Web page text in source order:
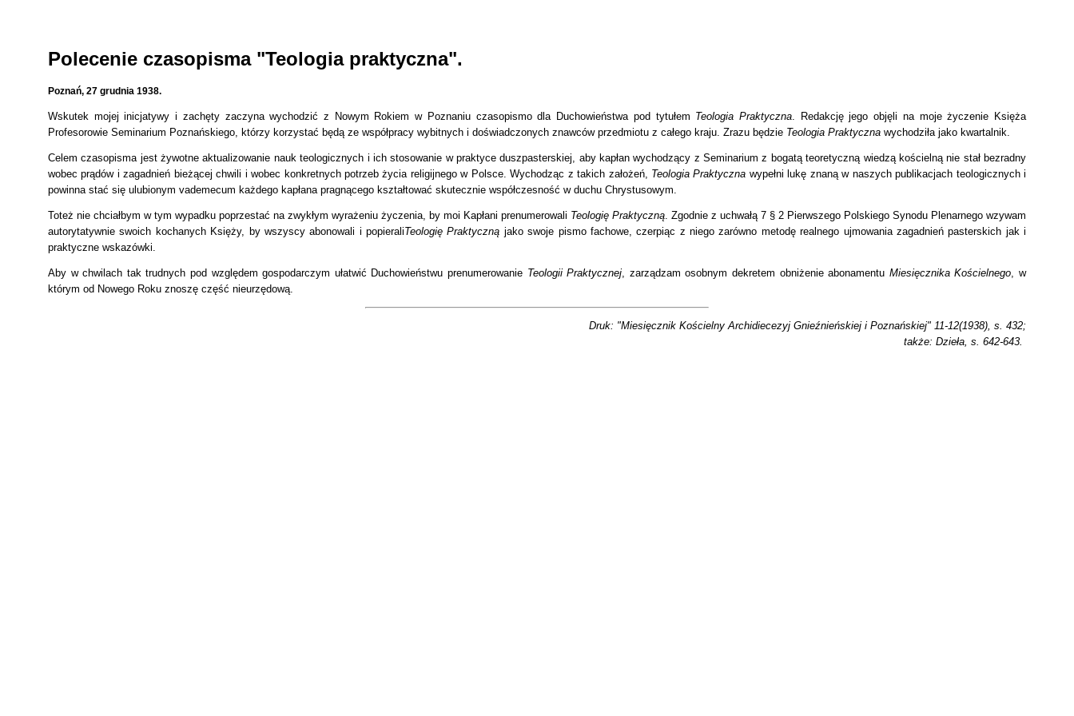
Polecenie czasopisma "Teologia praktyczna".
Poznań, 27 grudnia 1938.
Wskutek mojej inicjatywy i zachęty zaczyna wychodzić z Nowym Rokiem w Poznaniu czasopismo dla Duchowieństwa pod tytułem Teologia Praktyczna. Redakcję jego objęli na moje życzenie Księża
Profesorowie Seminarium Poznańskiego, którzy korzystać będą ze współpracy wybitnych i doświadczonych znawców przedmiotu z całego kraju. Zrazu będzie Teologia Praktyczna wychodziła jako kwartalnik.
Celem czasopisma jest żywotne aktualizowanie nauk teologicznych i ich stosowanie w praktyce duszpasterskiej, aby kapłan wychodzący z Seminarium z bogatą teoretyczną wiedzą kościelną nie stał bezradny
wobec prądów i zagadnień bieżącej chwili i wobec konkretnych potrzeb życia religijnego w Polsce. Wychodząc z takich założeń, Teologia Praktyczna wypełni lukę znaną w naszych publikacjach teologicznych i
powinna stać się ulubionym vademecum każdego kapłana pragnącego kształtować skutecznie współczesność w duchu Chrystusowym.
Toteż nie chciałbym w tym wypadku poprzestać na zwykłym wyrażeniu życzenia, by moi Kapłani prenumerowali Teologię Praktyczną. Zgodnie z uchwałą 7 § 2 Pierwszego Polskiego Synodu Plenarnego wzywam
autorytatywnie swoich kochanych Księży, by wszyscy abonowali i popieraliTeologię Praktyczną jako swoje pismo fachowe, czerpiąc z niego zarówno metodę realnego ujmowania zagadnień pasterskich jak i
praktyczne wskazówki.
Aby w chwilach tak trudnych pod względem gospodarczym ułatwić Duchowieństwu prenumerowanie Teologii Praktycznej, zarządzam osobnym dekretem obniżenie abonamentu Miesięcznika Kościelnego, w
którym od Nowego Roku znoszę część nieurzędową.
Druk: "Miesięcznik Kościelny Archidiecezyj Gnieźnieńskiej i Poznańskiej" 11-12(1938), s. 432;
także: Dzieła, s. 642-643.